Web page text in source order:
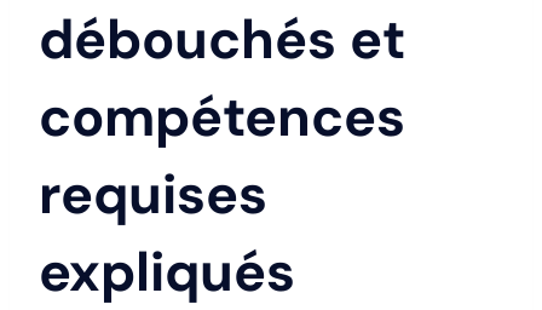
débouchés et
compétences
requises
expliqués